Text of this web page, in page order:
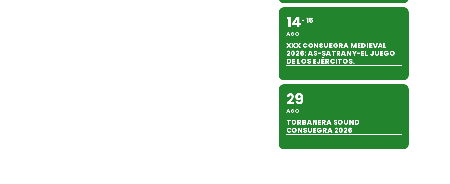
14
AGO
15
XXX CONSUEGRA MEDIEVAL
2026: AS-SATRANY-EL JUEGO
DE LOS EJÉRCITOS.
29
AGO
TORBANERA SOUND
CONSUEGRA 2026